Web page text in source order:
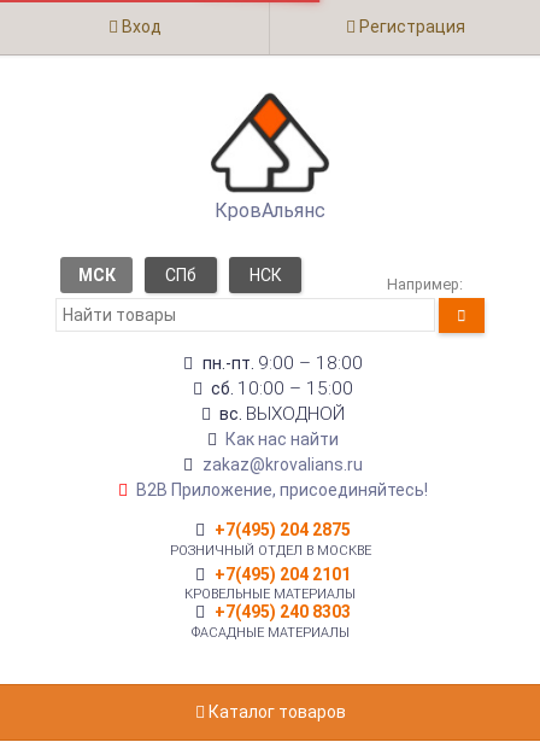
Вход Регистрация
КровАльянс
МСК СПб НСК Например:
пн.-пт. 9:00 – 18:00
сб. 10:00 – 15:00
вс. ВЫХОДНОЙ
Как нас найти
zakaz@krovalians.ru
B2B Приложение, присоединяйтесь!
+7(495) 204 2875
РОЗНИЧНЫЙ ОТДЕЛ В МОСКВЕ
+7(495) 204 2101
КРОВЕЛЬНЫЕ МАТЕРИАЛЫ
+7(495) 240 8303
ФАСАДНЫЕ МАТЕРИАЛЫ
Каталог товаров